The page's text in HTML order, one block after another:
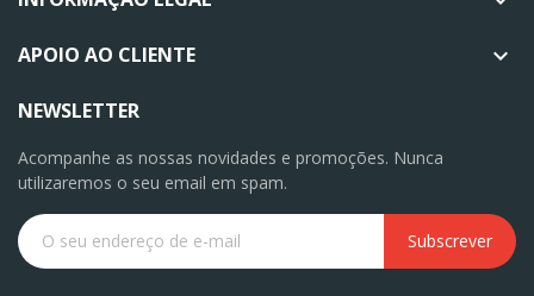
APOIO AO CLIENTE 
NEWSLETTER
Acompanhe as nossas novidades e promoções. Nunca
utilizaremos o seu email em spam.
Subscrever